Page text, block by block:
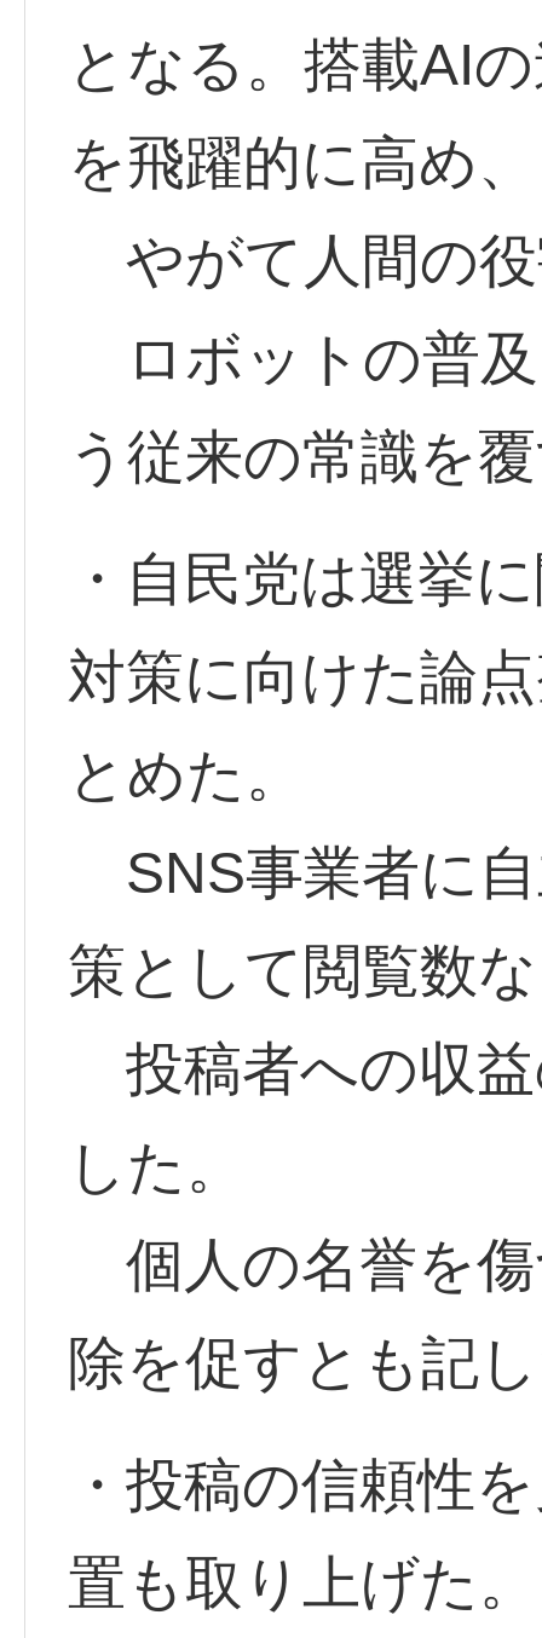
となる。搭載AI
を飛躍的に高め、
やがて人間の
ロボットの普
う従来の常識を
・自民党は選挙
対策に向けた論
とめた。
SNS事業者に
策として閲覧数
投稿者への収
した。
個人の名誉を
除を促すとも記
・投稿の信頼性
置も取り上げた。